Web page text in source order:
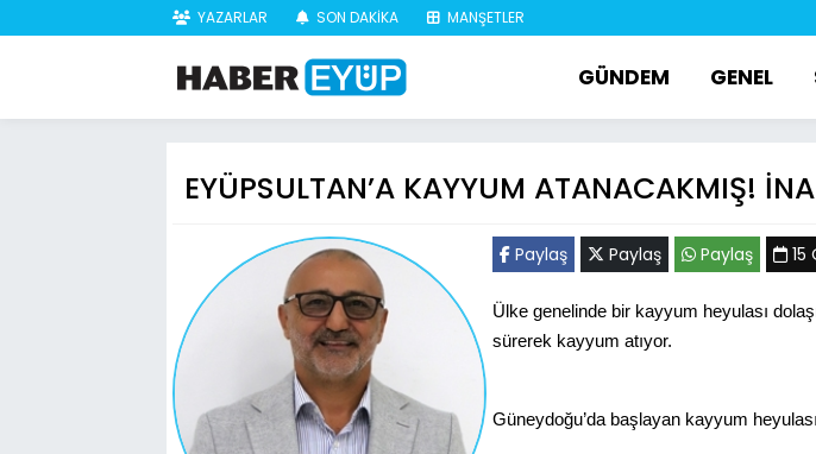
YAZARLAR SON DAKİKA MANŞETLER
GÜNDEM GENEL
EYÜPSULTAN’A KAYYUM ATANACAKMIŞ!
Paylaş Paylaş Paylaş 15
Ülke genelinde bir kayyum heyulası
sürerek kayyum atıyor.
Güneydoğu’da başlayan kayyum